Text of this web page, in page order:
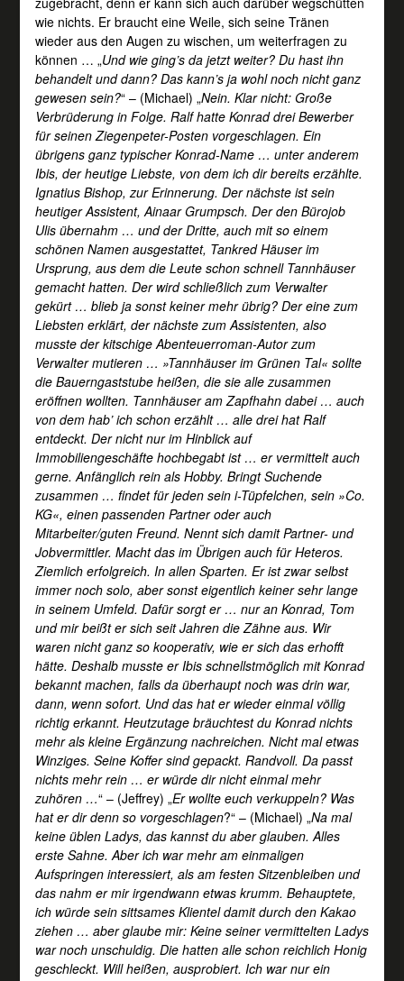
wie nichts. Er braucht eine Weile, sich seine Tränen
wieder aus den Augen zu wischen, um weiterfragen zu
können … „Und wie ging’s da jetzt weiter? Du hast ihn
behandelt und dann? Das kann’s ja wohl noch nicht ganz
gewesen sein?“ – (Michael) „Nein. Klar nicht: Große
Verbrüderung in Folge. Ralf hatte Konrad drei Bewerber
für seinen Ziegenpeter-Posten vorgeschlagen. Ein
übrigens ganz typischer Konrad-Name … unter anderem
Ibis, der heutige Liebste, von dem ich dir bereits erzählte.
Ignatius Bishop, zur Erinnerung. Der nächste ist sein
heutiger Assistent, Ainaar Grumpsch. Der den Bürojob
Ulis übernahm … und der Dritte, auch mit so einem
schönen Namen ausgestattet, Tankred Häuser im
Ursprung, aus dem die Leute schon schnell Tannhäuser
gemacht hatten. Der wird schließlich zum Verwalter
gekürt … blieb ja sonst keiner mehr übrig? Der eine zum
Liebsten erklärt, der nächste zum Assistenten, also
musste der kitschige Abenteuerroman-Autor zum
Verwalter mutieren … »Tannhäuser im Grünen Tal« sollte
die Bauerngaststube heißen, die sie alle zusammen
eröffnen wollten. Tannhäuser am Zapfhahn dabei … auch
von dem hab’ ich schon erzählt … alle drei hat Ralf
entdeckt. Der nicht nur im Hinblick auf
Immobiliengeschäfte hochbegabt ist … er vermittelt auch
gerne. Anfänglich rein als Hobby. Bringt Suchende
zusammen … findet für jeden sein i-Tüpfelchen, sein »Co.
KG«, einen passenden Partner oder auch
Mitarbeiter/guten Freund. Nennt sich damit Partner- und
Jobvermittler. Macht das im Übrigen auch für Heteros.
Ziemlich erfolgreich. In allen Sparten. Er ist zwar selbst
immer noch solo, aber sonst eigentlich keiner sehr lange
in seinem Umfeld. Dafür sorgt er … nur an Konrad, Tom
und mir beißt er sich seit Jahren die Zähne aus. Wir
waren nicht ganz so kooperativ, wie er sich das erhofft
hätte. Deshalb musste er Ibis schnellstmöglich mit Konrad
bekannt machen, falls da überhaupt noch was drin war,
dann, wenn sofort. Und das hat er wieder einmal völlig
richtig erkannt. Heutzutage bräuchtest du Konrad nichts
mehr als kleine Ergänzung nachreichen. Nicht mal etwas
Winziges. Seine Koffer sind gepackt. Randvoll. Da passt
nichts mehr rein … er würde dir nicht einmal mehr
zuhören …“ – (Jeffrey) „Er wollte euch verkuppeln? Was
hat er dir denn so vorgeschlagen?“ – (Michael) „Na mal
keine üblen Ladys, das kannst du aber glauben. Alles
erste Sahne. Aber ich war mehr am einmaligen
Aufspringen interessiert, als am festen Sitzenbleiben und
das nahm er mir irgendwann etwas krumm. Behauptete,
ich würde sein sittsames Klientel damit durch den Kakao
ziehen … aber glaube mir: Keine seiner vermittelten Ladys
war noch unschuldig. Die hatten alle schon reichlich Honig
geschleckt. Will heißen, ausprobiert. Ich war nur ein